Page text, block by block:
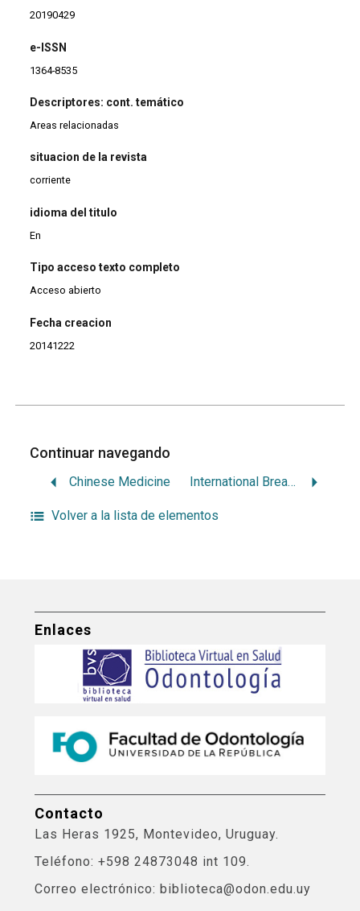
20190429
e-ISSN
1364-8535
Descriptores: cont. temático
Areas relacionadas
situacion de la revista
corriente
idioma del titulo
En
Tipo acceso texto completo
Acceso abierto
Fecha creacion
20141222
Continuar navegando
Chinese Medicine International Breastfeeding Journal
Volver a la lista de elementos
Enlaces
Contacto
Las Heras 1925, Montevideo, Uruguay.
Teléfono: +598 24873048 int 109.
Correo electrónico: biblioteca@odon.edu.uy